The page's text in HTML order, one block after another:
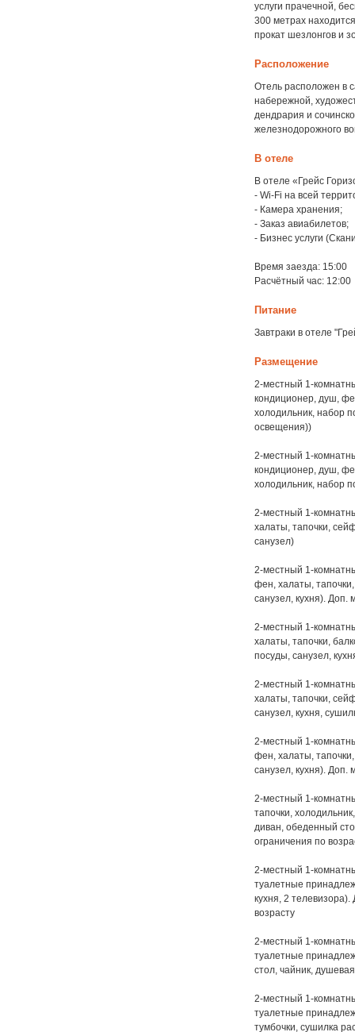
услуги прачечной,
300 метрах
прокат шезлонгов и
Расположение
Отель расположен в
набережной,
дендрария и
железнодорожного
В отеле
В отеле «Грейс
- Wi-Fi на всей
- Камера хранения;
- Заказ авиабилетов;
- Бизнес услуги
Время заезда: 15:00
Расчётный час: 12:00
Питание
Завтраки в отеле
Размещение
2-местный 1-
кондиционер, душ,
холодильник, набор
освещения))
2-местный 1-
кондиционер, душ,
холодильник, набор
2-местный 1-
халаты, тапочки,
санузел)
2-местный 1-
фен, халаты,
санузел, кухня). Доп.
2-местный 1-
халаты, тапочки,
посуды, санузел,
2-местный 1-
халаты, тапочки,
санузел, кухня,
2-местный 1-
фен, халаты,
санузел, кухня). Доп.
2-местный 1-
тапочки,
диван, обеденный
ограничения по
2-местный 1-
туалетные
кухня, 2
возрасту
2-местный 1-
туалетные
стол, чайник,
2-местный 1-
туалетные
тумбочки, сушилка